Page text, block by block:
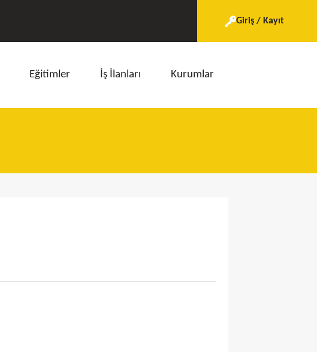
Giriş / Kayıt
Eğitimler İş İlanları Kurumlar